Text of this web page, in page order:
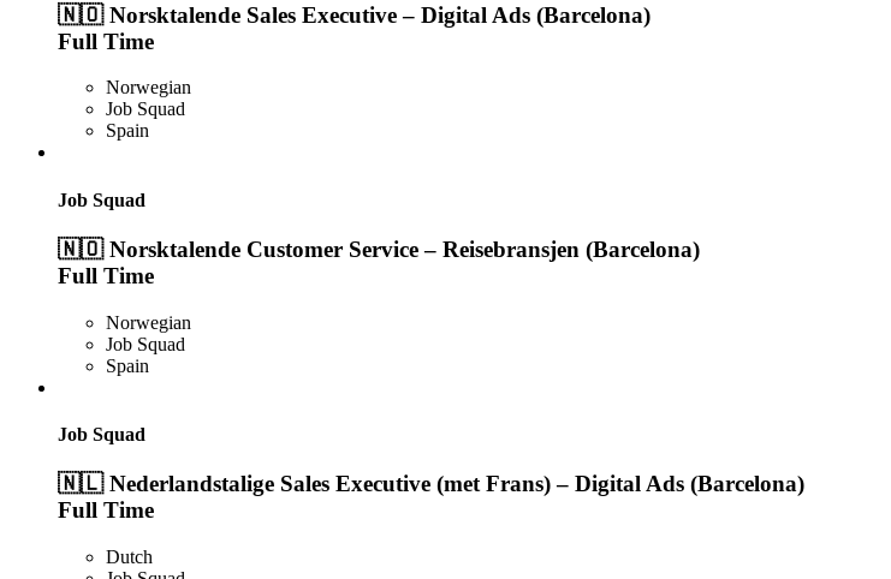
🇳🇴 Norsktalende Sales Executive – Digital Ads (Barcelona)
Full Time
Norwegian
Job Squad
Spain
Job Squad
🇳🇴 Norsktalende Customer Service – Reisebransjen (Barcelona)
Full Time
Norwegian
Job Squad
Spain
Job Squad
🇳🇱 Nederlandstalige Sales Executive (met Frans) – Digital Ads (Barcelona)
Full Time
Dutch